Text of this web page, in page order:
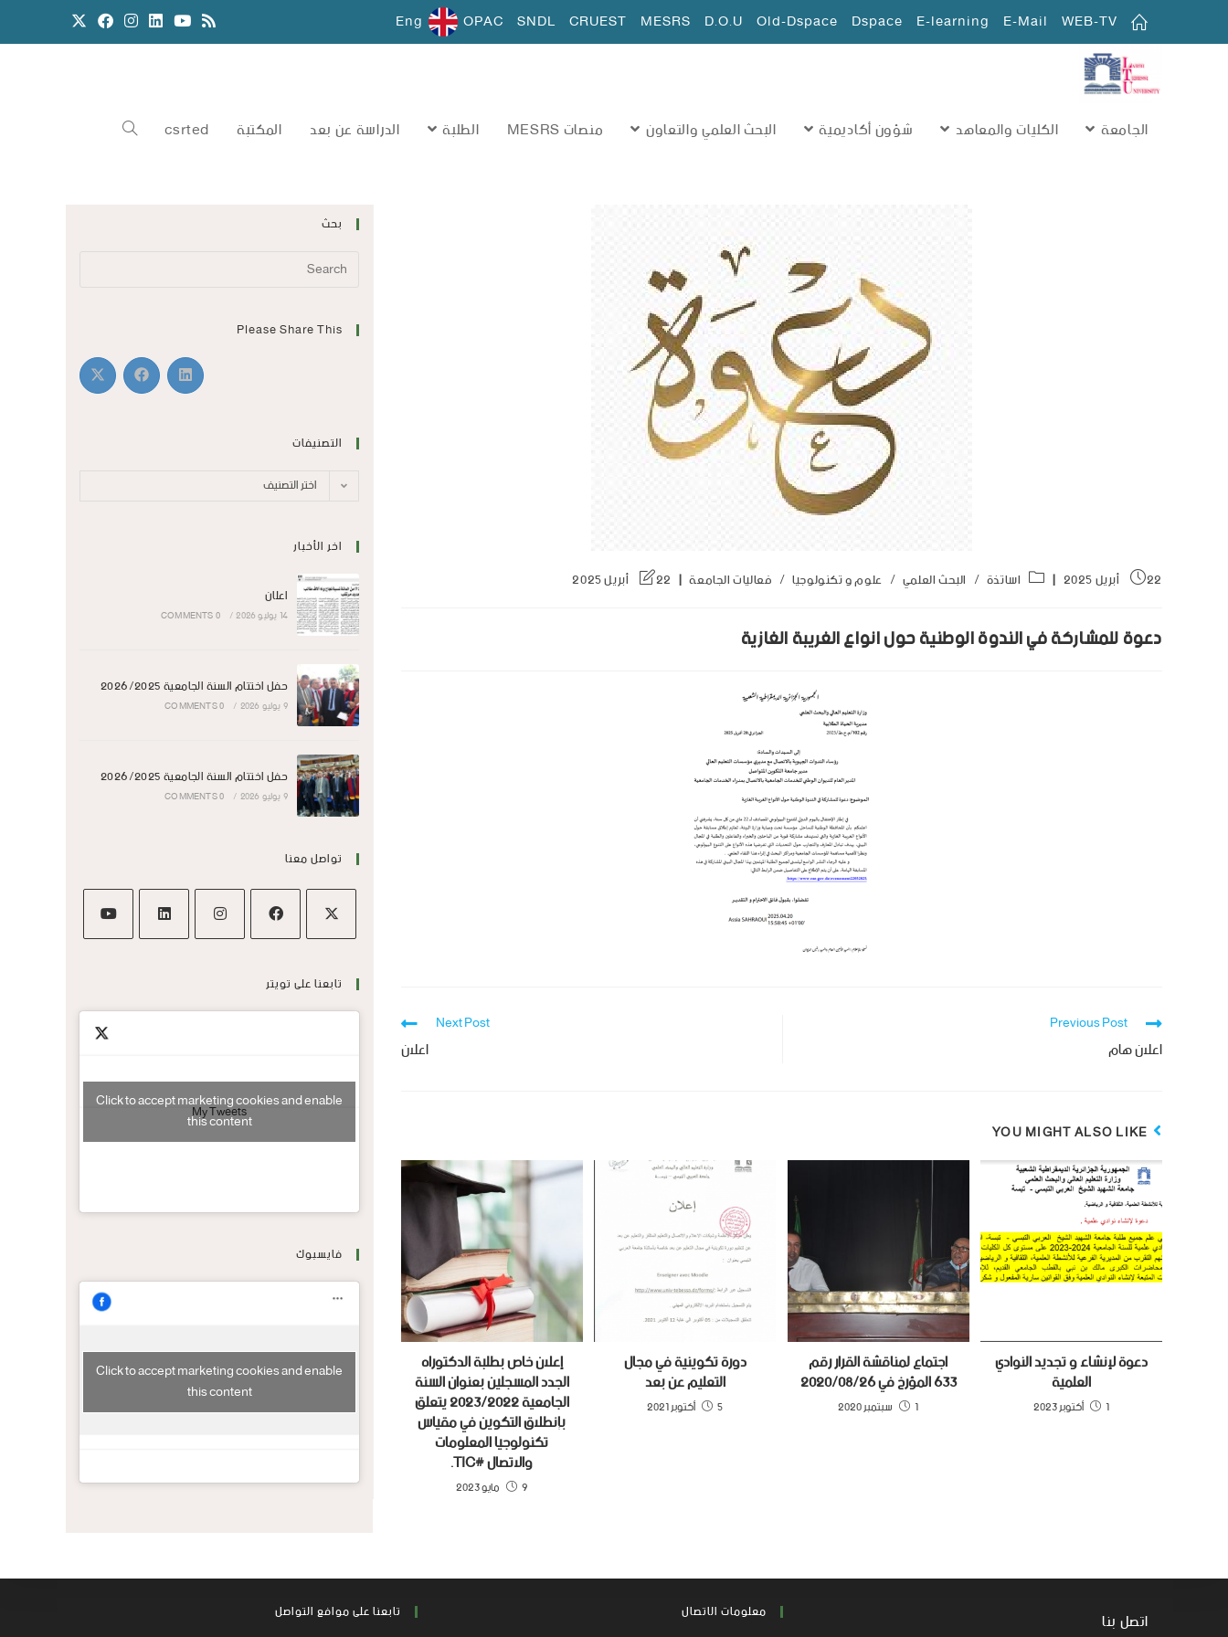
WEB-TV
E-Mail
E-learning
Dspace
Old-Dspace
D.O.U
MESRS
CRUEST
SNDL
OPAC
Eng
الجامعة الكليات والمعاهد شؤون أكاديمية البحث العلمي والتعاون منصات MESRS الطلبة الدراسة عن بعد المكتبة csrted
22 أبريل 2025 اساتذة / البحث العلمي / علوم و تكنولوجيا / فعاليات الجامعة 22 أبريل 2025
دعوة للمشاركة في الندوة الوطنية حول انواع الغريبة الغازية
Previous Post
اعلان هام
Next Post
اعلان
YOU MIGHT ALSO LIKE
إعلان خاص بطلبة الدكتوراه
الجدد المسجلين بعنوان السنة
الجامعية 2023/2022 يتعلق
بإنطلاق التكوين في مقياس
تكنولوجيا المعلومات
والاتصال #TIC.
9 مايو 2023
دورة تكوينية في مجال
التعليم عن بعد
5 أكتوبر 2021
اجتماع لمناقشة القرار رقم
633 المؤرخ في 2020/08/26
1 سبتمبر 2020
دعوة لإنشاء و تجديد النوادي
العلمية
1 أكتوبر 2023
بحث
Please Share This
التصنيفات
اختر التصنيف
اخر الأخبار
اعلان
14 يوليو 2026 /
0 COMMENTS
حفل اختتام السنة الجامعية 2026/2025
9 يوليو 2026 /
0 COMMENTS
حفل اختتام السنة الجامعية 2026/2025
9 يوليو 2026 /
0 COMMENTS
تواصل معنا
تابعنا على تويتر
My Tweets
Click to accept marketing cookies and enable
this content
فايسبوك
Click to accept marketing cookies and enable
this content
اتصل بنا معلومات الاتصال تابعنا على موافع التواصل